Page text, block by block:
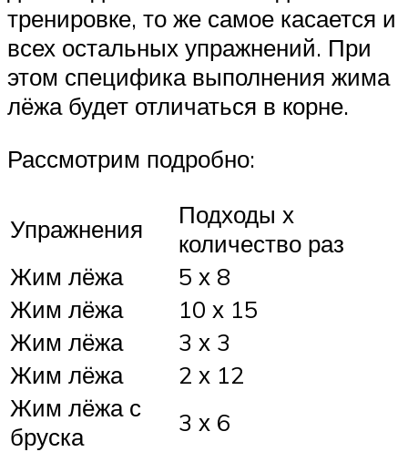
тренировке, то же самое касается и
всех остальных упражнений. При
этом специфика выполнения жима
лёжа будет отличаться в корне.
Рассмотрим подробно:
Упражнения
Подходы х
количество раз
Жим лёжа
5 х 8
Жим лёжа
10 х 15
Жим лёжа
3 х 3
Жим лёжа
2 х 12
Жим лёжа с
бруска
3 х 6